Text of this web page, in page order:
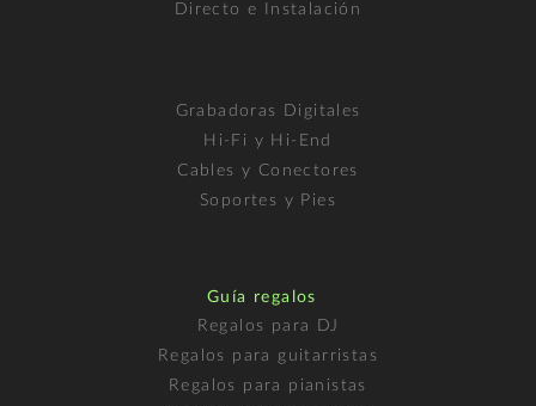
Directo e Instalación
Grabadoras Digitales
Hi-Fi y Hi-End
Cables y Conectores
Soportes y Pies
Guía regalos
Regalos para DJ
Regalos para guitarristas
Regalos para pianistas